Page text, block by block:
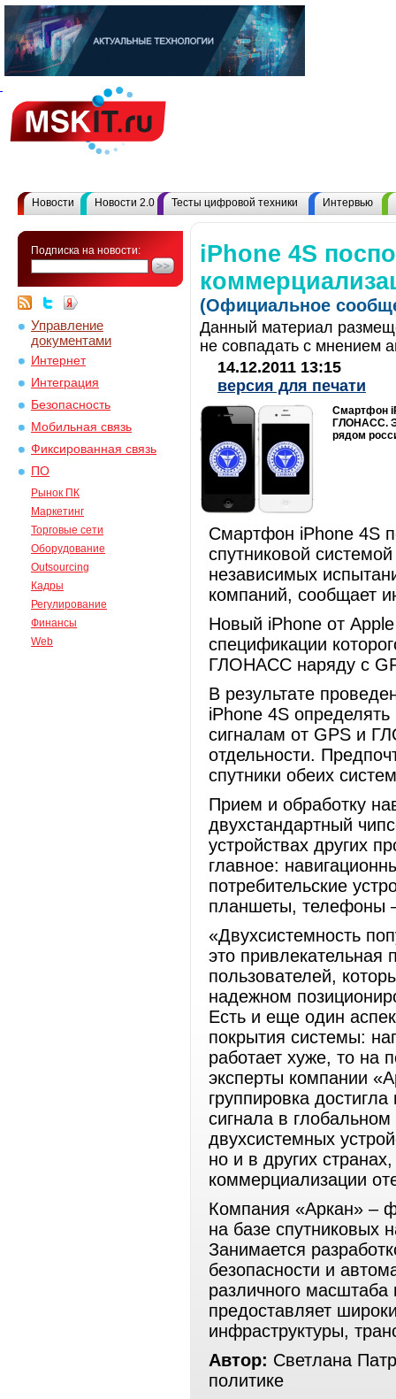
Новости Новости 2.0 Тесты цифровой техники Интервью
Подписка на новости:
Управление
документами
Интернет
Интеграция
Безопасность
Мобильная связь
Фиксированная связь
ПО
Рынок ПК
Маркетинг
Торговые сети
Оборудование
Outsourcing
Кадры
Регулирование
Финансы
Web
iPhone 4S
(Официальное
Данный материал
не совпадать с мнением
14.12.2011 13:15
версия для печати
Смартфон
ГЛОНАСС.
рядом
Смартфон iPhone 4S
спутниковой
независимых
компаний, сообщает
Новый iPhone от
спецификации
ГЛОНАСС наряду с
В результате
iPhone 4S
сигналам от GPS и
отдельности.
спутники обеих
Прием и обработку
двухстандартный
устройствах других
главное:
потребительские
планшеты, телефоны
«Двухсистемность
это привлекательная
пользователей,
надежном
Есть и еще один
покрытия системы:
работает хуже, то
эксперты компании
группировка
сигнала в
двухсистемных
но и в других
коммерциализации
Компания «Аркан» –
на базе спутниковых
Занимается
безопасности и
различного
предоставляет
инфраструктуры,
Автор: Светлана
политике